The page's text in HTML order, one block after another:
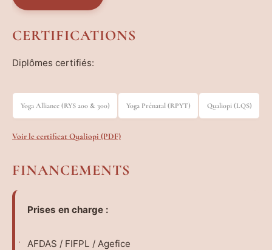
CERTIFICATIONS
Diplômes certifiés:
Yoga Alliance (RYS 200 & 300) Yoga Prénatal (RPYT) Qualiopi (LQS)
Voir le certificat Qualiopi (PDF)
FINANCEMENTS
Prises en charge :
AFDAS / FIFPL / Agefice